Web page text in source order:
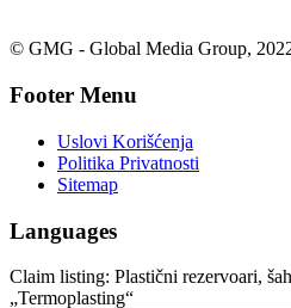
© GMG - Global Media Group,
Footer Menu
Uslovi Korišćenja
Politika Privatnosti
Sitemap
Languages
Claim listing: Plastični rezervoari,
„Termoplasting“